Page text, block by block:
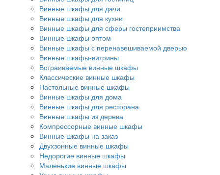
Винные шкафы для дачи
Винные шкафы для кухни
Винные шкафы для сферы гостеприимства
Винные шкафы оптом
Винные шкафы с перенавешиваемой дверью
Винные шкафы-витрины
Встраиваемые винные шкафы
Классические винные шкафы
Настольные винные шкафы
Винные шкафы для дома
Винные шкафы для ресторана
Винные шкафы из дерева
Компрессорные винные шкафы
Винные шкафы на заказ
Двухзонные винные шкафы
Недорогие винные шкафы
Маленькие винные шкафы